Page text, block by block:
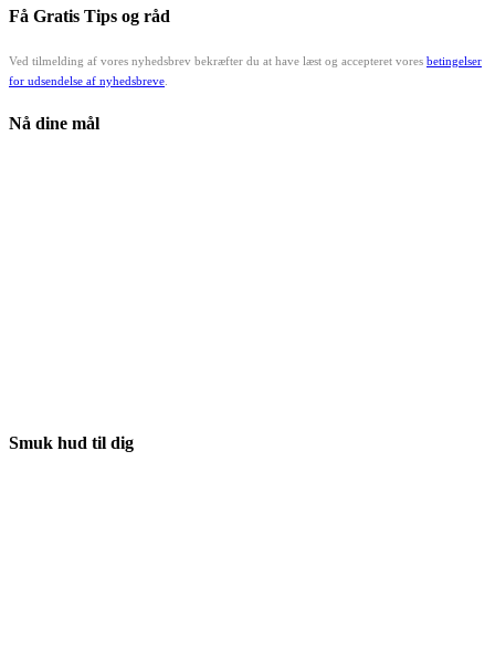
Få Gratis Tips og råd
Ved tilmelding af vores nyhedsbrev bekræfter du at have læst og accepteret vores betingelser
for udsendelse af nyhedsbreve
Nå dine mål
Smuk hud til dig